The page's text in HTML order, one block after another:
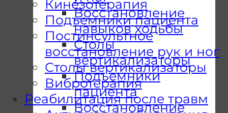
Восстановление
навыков ходьбы
Столы
вертикализаторы
Подъемники
пациента
Восстановление
Кинезотерапия
Подъемники пациента
Постинсультное
восстановление рук и ног
Столы вертикализаторы
Вибротерапия
Реабилитация после травм